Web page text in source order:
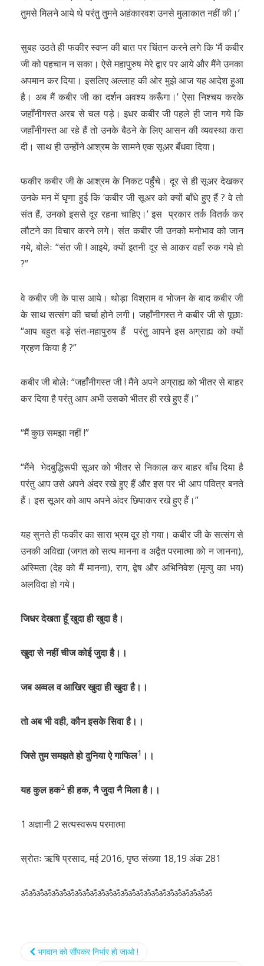
तुमसे मिलने आये थे परंतु तुमने अहंकारवश उनसे मुलाकात नहीं की।’
सुबह उठते ही फकीर स्वप्न की बात पर चिंतन करने लगे कि ‘मैं कबीर
जी को पहचान न सका। ऐसे महापुरुष मेरे द्वार पर आये और मैंने उनका
अपमान कर दिया। इसलिए अल्लाह की ओर मुझे आज यह आदेश हुआ
है। अब मैं कबीर जी का दर्शन अवश्य करूँगा।’ ऐसा निश्चय करके
जहाँनीगस्त अरब से चल पड़े। इधर कबीर जी पहले ही जान गये कि
जहाँनीगस्त आ रहे हैं तो उनके बैठने के लिए आसन की व्यवस्था करा
दी। साथ ही उन्होंने आश्रम के सामने एक सूअर बँधवा दिया।
फकीर कबीर जी के आश्रम के निकट पहुँचे। दूर से ही सूअर देखकर
उनके मन में घृणा हुई कि ‘कबीर जी सूअर को क्यों बाँधे हुए हैं ? वे तो
संत हैं, उनको इससे दूर रहना चाहिए।’ इस प्रकार तर्क वितर्क कर
लौटने का विचार करने लगे। संत कबीर जी उनको मनोभाव को जान
गये, बोलेः “संत जी ! आइये, क्यों इतनी दूर से आकर वहाँ रुक गये हो
?”
वे कबीर जी के पास आये। थोड़ा विश्राम व भोजन के बाद कबीर जी
के साथ सत्संग की चर्चा होने लगी। जहाँनीगस्त ने कबीर जी से पूछाः
“आप बहुत बड़े संत-महापुरुष हैं परंतु आपने इस अग्राह्य को क्यों
ग्रहण किया है ?”
कबीर जी बोलेः “जहाँनीगस्त जी ! मैंने अपने अग्राह्य को भीतर से बाहर
कर दिया है परंतु आप अभी उसको भीतर ही रखे हुए हैं।”
“मैं कुछ समझा नहीं !”
“मैंने भेदबुद्धिरूपी सूअर को भीतर से निकाल कर बाहर बाँध दिया है
परंतु आप उसे अपने अंदर रखे हुए हैं और इस पर भी आप पवित्र बनते
हैं। इस सूअर को आप अपने अंदर छिपाकर रखे हुए हैं।”
यह सुनते ही फकीर का सारा भ्रम दूर हो गया। कबीर जी के सत्संग से
उनकी अविद्या (जगत को सत्य मानना व अद्वैत परमात्मा को न जानना),
अस्मिता (देह को मैं मानना), राग, द्वेष और अभिनिवेश (मृत्यु का भय)
अलविदा हो गये।
जिधर देखता हूँ खुदा ही खुदा है।
खुदा से नहीं चीज कोई जुदा है।।
जब अव्वल व आखिर खुदा ही खुदा है।।
तो अब भी वही, कौन इसके सिवा है।।
जिसे तुम समझते हो दुनिया ऐ गाफिल1 ।।
यह कुल हक2ही हक, नै जुदा नै मिला है।।
1 अज्ञानी 2 सत्यस्वरूप परमात्मा
स्रोतः ऋषि प्रसाद, मई 2016, पृष्ठ संख्या 18,19 अंक 281
ॐॐॐॐॐॐॐॐॐॐॐॐॐॐॐॐॐॐॐॐॐॐॐॐॐ
भगवान को सौंपकर निर्भार हो जाओ !